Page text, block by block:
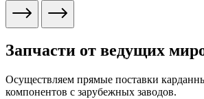
Запчасти от ведущих
Осуществляем прямые поставки
компонентов с зарубежных заводов.